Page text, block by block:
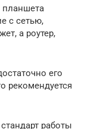
планшета
с сетью,
а роутер,
его
рекомендуется
работы